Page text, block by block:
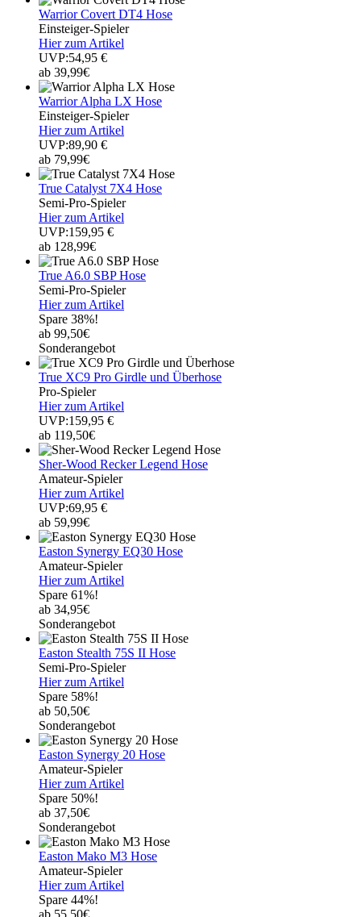
Warrior Covert DT4 Hose
Einsteiger-Spieler
Hier zum Artikel
UVP:54,95 €
ab 39,99€
Warrior Alpha LX Hose
Einsteiger-Spieler
Hier zum Artikel
UVP:89,90 €
ab 79,99€
True Catalyst 7X4 Hose
Semi-Pro-Spieler
Hier zum Artikel
UVP:159,95 €
ab 128,99€
True A6.0 SBP Hose
Semi-Pro-Spieler
Hier zum Artikel
Spare 38%!
ab 99,50€
Sonderangebot
True XC9 Pro Girdle und Überhose
Pro-Spieler
Hier zum Artikel
UVP:159,95 €
ab 119,50€
Sher-Wood Recker Legend Hose
Amateur-Spieler
Hier zum Artikel
UVP:69,95 €
ab 59,99€
Easton Synergy EQ30 Hose
Amateur-Spieler
Hier zum Artikel
Spare 61%!
ab 34,95€
Sonderangebot
Easton Stealth 75S II Hose
Semi-Pro-Spieler
Hier zum Artikel
Spare 58%!
ab 50,50€
Sonderangebot
Easton Synergy 20 Hose
Amateur-Spieler
Hier zum Artikel
Spare 50%!
ab 37,50€
Sonderangebot
Easton Mako M3 Hose
Amateur-Spieler
Hier zum Artikel
Spare 44%!
ab 55,50€